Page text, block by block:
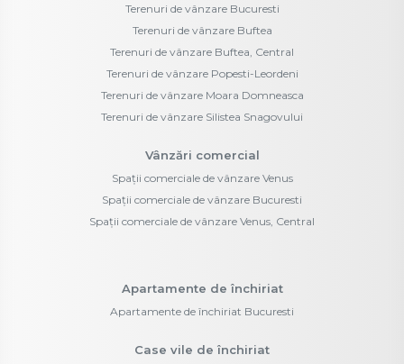
Terenuri de vânzare Bucuresti
Terenuri de vânzare Buftea
Terenuri de vânzare Buftea, Central
Terenuri de vânzare Popesti-Leordeni
Terenuri de vânzare Moara Domneasca
Terenuri de vânzare Silistea Snagovului
Vânzări comercial
Spații comerciale de vânzare Venus
Spații comerciale de vânzare Bucuresti
Spații comerciale de vânzare Venus, Central
Apartamente de închiriat
Apartamente de închiriat Bucuresti
Case vile de închiriat